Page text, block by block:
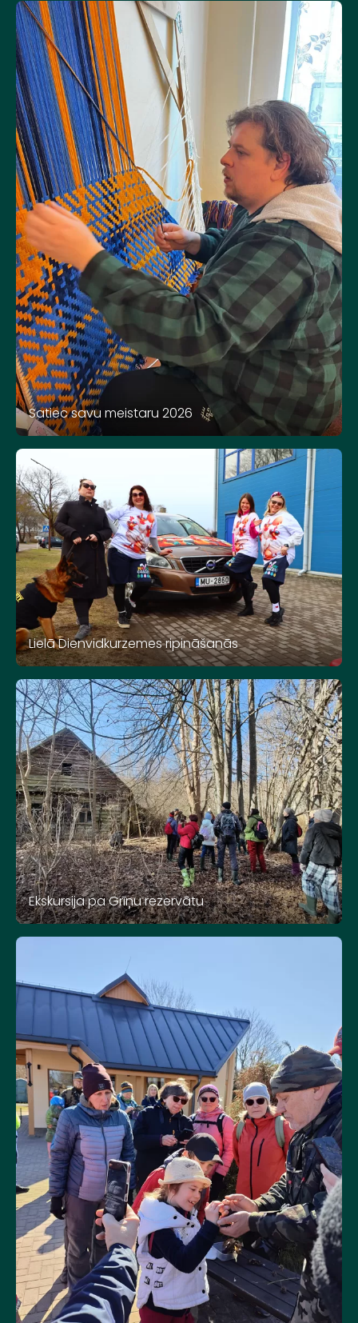
Satiec savu meistaru 2026
Lielā Dienvidkurzemes ripināšanās
Ekskursija pa Grīņu rezervātu